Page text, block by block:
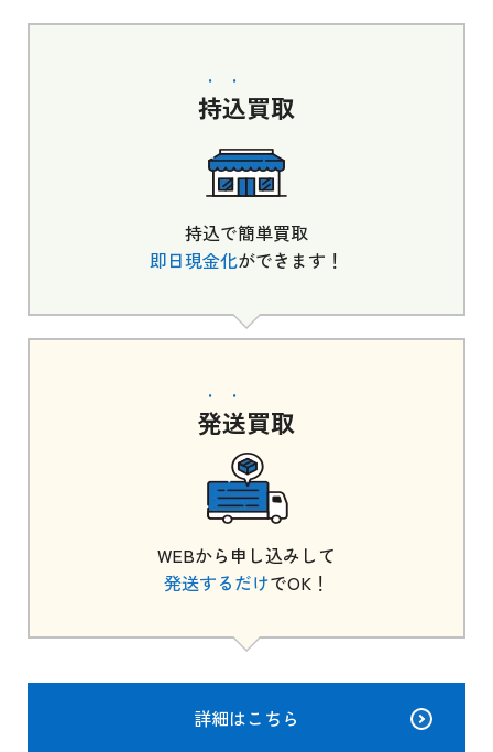
持込買取
持込で簡単買取
即日現金化ができます！
発送買取
WEBから申し込みして
発送するだけでOK！
詳細はこちら